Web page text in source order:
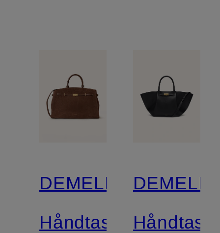
DEMELLIER
Håndtaske